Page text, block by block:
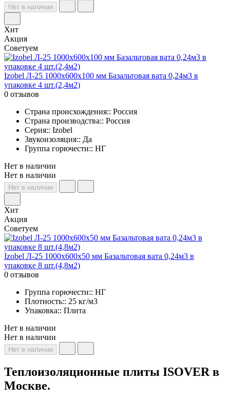
Нет в наличии
Хит
Акция
Советуем
Izobel Л-25 1000х600х100 мм Базальтовая вата 0,24м3 в
упаковке 4 шт.(2,4м2)
0 отзывов
Страна происхождения:: Россия
Страна производства:: Россия
Серия:: Izobel
Звукоизоляция:: Да
Группа горючести:: НГ
Нет в наличии
Нет в наличии
Нет в наличии
Хит
Акция
Советуем
Izobel Л-25 1000х600х50 мм Базальтовая вата 0,24м3 в
упаковке 8 шт.(4,8м2)
0 отзывов
Группа горючести:: НГ
Плотность:: 25 кг/м3
Упаковка:: Плита
Нет в наличии
Нет в наличии
Нет в наличии
Теплоизоляционные плиты ISOVER в
Москве.